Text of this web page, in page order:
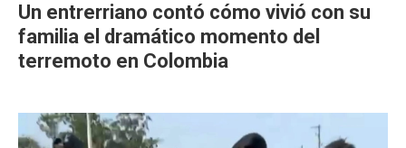
Un entrerriano contó cómo vivió con su
familia el dramático momento del
terremoto en Colombia